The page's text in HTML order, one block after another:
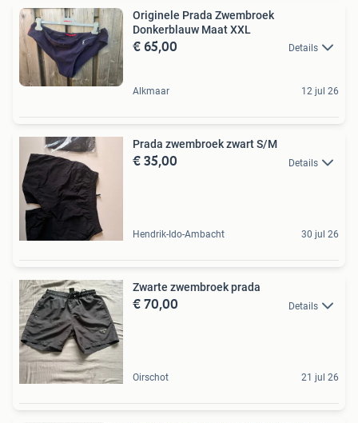
Originele Prada Zwembroek
Donkerblauw Maat XXL
€ 65,00 Details
Alkmaar 12 jul 26
Prada zwembroek zwart S/M
€ 35,00 Details
Hendrik-Ido-Ambacht 30 jul 26
Zwarte zwembroek prada
€ 70,00 Details
Oirschot 21 jul 26